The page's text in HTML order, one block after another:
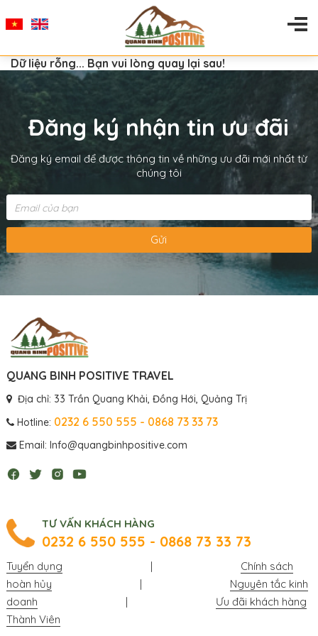
Dữ liệu rỗng... Bạn vui lòng quay lại sau!
Đăng ký nhận tin ưu đãi
Đăng ký email để được thông tin về những ưu đãi mới nhất từ
chúng tôi
Gửi
QUANG BINH POSITIVE TRAVEL
Địa chỉ: 33 Trần Quang Khải, Đồng Hới, Quảng Trị
Hotline: 0232 6 550 555 - 0868 73 33 73
Email: Info@quangbinhpositive.com
TƯ VẤN KHÁCH HÀNG
0232 6 550 555 - 0868 73 33 73
Tuyển dụng |
Chính sách
hoàn hủy
|
Nguyên tắc kinh
doanh
|
Ưu đãi khách hàng
Thành Viên